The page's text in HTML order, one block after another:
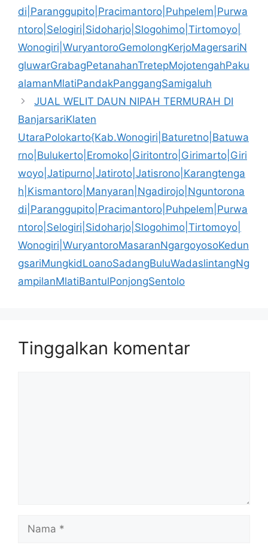
di|Paranggupito|Pracimantoro|Puhpelem|Purwa
ntoro|Selogiri|Sidoharjo|Slogohimo|Tirtomoyo|
Wonogiri|WuryantoroGemolongKerjoMagersariN
gluwarGrabagPetanahanTretepMojotengahPaku
alamanMlatiPandakPanggangSamigaluh
JUAL WELIT DAUN NIPAH TERMURAH DI
BanjarsariKlaten
UtaraPolokarto{Kab.Wonogiri|Baturetno|Batuwa
rno|Bulukerto|Eromoko|Giritontro|Girimarto|Giri
woyo|Jatipurno|Jatiroto|Jatisrono|Karangtenga
h|Kismantoro|Manyaran|Ngadirojo|Nguntorona
di|Paranggupito|Pracimantoro|Puhpelem|Purwa
ntoro|Selogiri|Sidoharjo|Slogohimo|Tirtomoyo|
Wonogiri|WuryantoroMasaranNgargoyosoKedun
gsariMungkidLoanoSadangBuluWadaslintangNg
ampilanMlatiBantulPonjongSentolo
Tinggalkan komentar